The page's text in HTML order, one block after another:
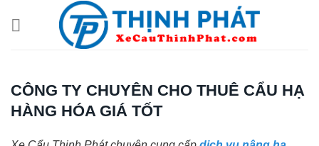
CÔNG TY CHUYÊN CHO THUÊ CẨU HẠ
HÀNG HÓA GIÁ TỐT